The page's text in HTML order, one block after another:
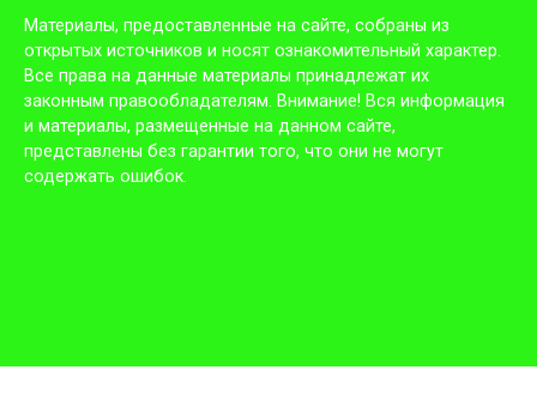
Материалы, предоставленные на сайте, собраны из
открытых источников и носят ознакомительный характер.
Все права на данные материалы принадлежат их
законным правообладателям. Внимание! Вся информация
и материалы, размещенные на данном сайте,
представлены без гарантии того, что они не могут
содержать ошибок.